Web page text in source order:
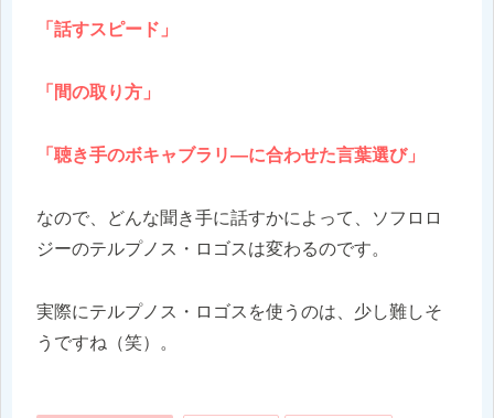
「話すスピード」
「間の取り方」
「聴き手のボキャブラリ―に合わせた言葉選び」
なので、どんな聞き手に話すかによって、ソフロロ
ジーのテルプノス・ロゴスは変わるのです。
実際にテルプノス・ロゴスを使うのは、少し難しそ
うですね（笑）。